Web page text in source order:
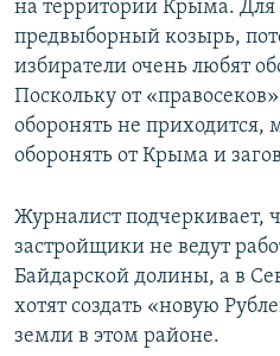
на территории Крыма. Для
предвыборный козырь,
избиратели очень любят
Поскольку от
оборонять не приходится,
оборонять от Крыма и
Журналист подчеркивает,
застройщики не ведут
Байдарской долины, а в
хотят создать «новую
земли в этом районе.